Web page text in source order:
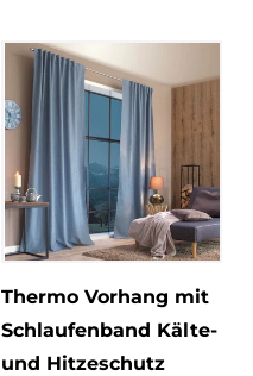
Thermo Vorhang mit
Schlaufenband Kälte-
und Hitzeschutz